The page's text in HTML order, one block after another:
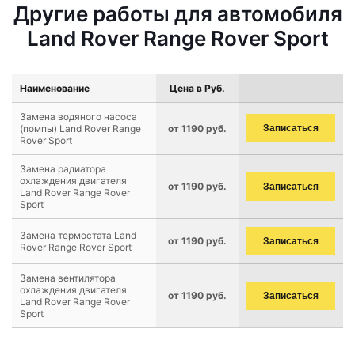
Другие работы для автомобиля
Land Rover Range Rover Sport
Наименование Цена в Руб.
Замена водяного насоса
(помпы) Land Rover Range
Rover Sport
от 1190 руб. Записаться
Замена радиатора
охлаждения двигателя
Land Rover Range Rover
Sport
от 1190 руб. Записаться
Замена термостата Land
Rover Range Rover Sport
от 1190 руб. Записаться
Замена вентилятора
охлаждения двигателя
Land Rover Range Rover
Sport
от 1190 руб. Записаться